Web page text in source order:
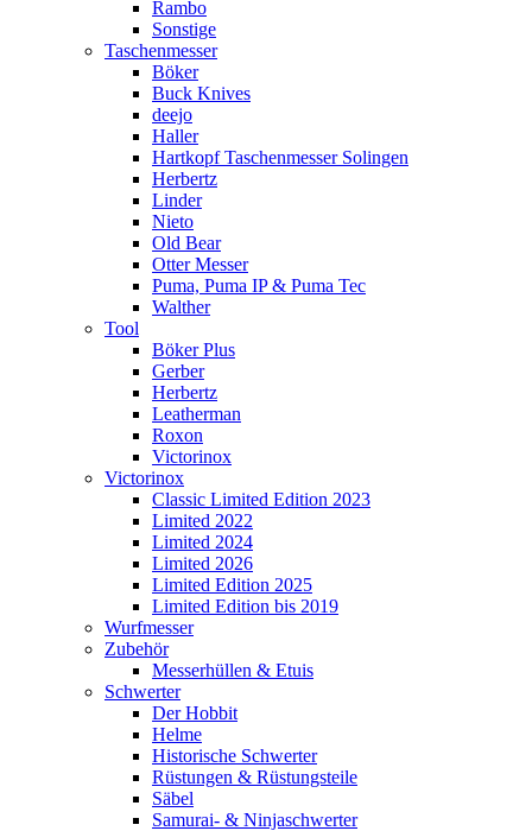
Rambo
Sonstige
Taschenmesser
Böker
Buck Knives
deejo
Haller
Hartkopf Taschenmesser Solingen
Herbertz
Linder
Nieto
Old Bear
Otter Messer
Puma, Puma IP & Puma Tec
Walther
Tool
Böker Plus
Gerber
Herbertz
Leatherman
Roxon
Victorinox
Victorinox
Classic Limited Edition 2023
Limited 2022
Limited 2024
Limited 2026
Limited Edition 2025
Limited Edition bis 2019
Wurfmesser
Zubehör
Messerhüllen & Etuis
Schwerter
Der Hobbit
Helme
Historische Schwerter
Rüstungen & Rüstungsteile
Säbel
Samurai- & Ninjaschwerter